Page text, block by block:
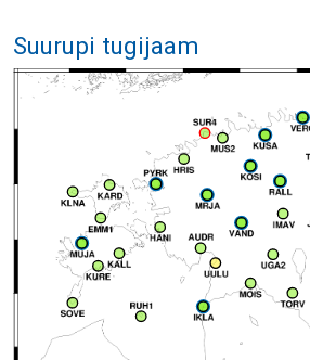
Suurupi tugijaam